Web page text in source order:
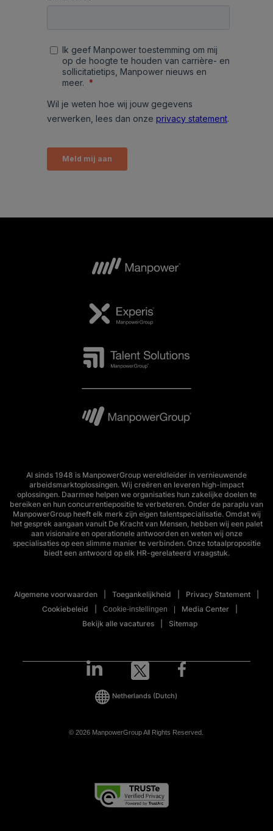
Al sinds 1948 is ManpowerGroup wereldleider in vernieuwende
arbeidsmarktoplossingen. Wij creëren en leveren high-impact
oplossingen. Daarmee helpen we organisaties hun zakelijke doelen te
bereiken en hun concurrentiepositie te verbeteren. Onder de paraplu van
ManpowerGroup heeft elk merk zijn eigen talentspecialisatie. Omdat wij
het gesprek aangaan vanuit De Kracht van Mensen, hebben wij een palet
aan visionaire en operationele antwoorden en weten wij onze
specialisaties op een slimme manier te verbinden. Onze totaalpropositie
biedt een antwoord op elk HR-gerelateerd vraagstuk.
Algemene voorwaarden Toegankelijkheid
Privacy Statement
Cookiebeleid
Cookie-instellingen
Media Center
Bekijk alle vacatures
Sitemap
© 2026 ManpowerGroup All Rights Reserved.
Netherlands (Dutch)